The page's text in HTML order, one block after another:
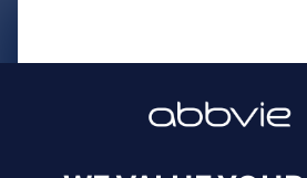
プライバシーポリシ